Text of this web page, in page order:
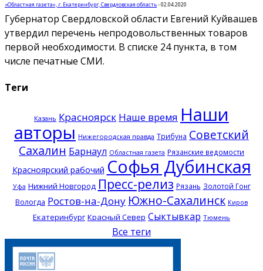
«Областная газета», г. Екатеринбург, Свердловская область-02.04.2020
Губернатор Свердловской области Евгений Куйвашев
утвердил перечень непродовольственных товаров
первой необходимости. В списке 24 пункта, в том
числе печатные СМИ.
Теги
Казань Красноярск Наше время Наши
авторы Нижегородская правда Трибуна Советский
Сахалин Барнаул Областная газета Рязанские ведомости
Красноярский рабочий Софья Дубинская
Уфа Нижний Новгород Пресс-релиз Рязань Золотой Гонг
Вологда Ростов-на-Дону Южно-Сахалинск Киров
Екатеринбург Красный Север Сыктывкар Тюмень
Все теги